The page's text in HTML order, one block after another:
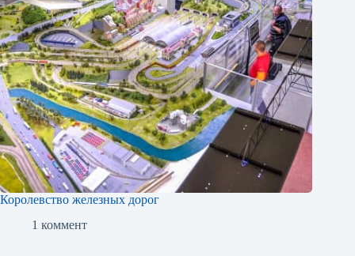
Королевство железных дорог
1 коммент